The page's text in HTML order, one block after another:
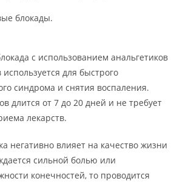
блокады.
с использованием анальгетиков
для быстрого
синдрома и снятия воспаления.
длится от 7 до 20 дней и не требует
лекарств.
негативно влияет на качество жизни
сильной болью или
конечностей, то проводится